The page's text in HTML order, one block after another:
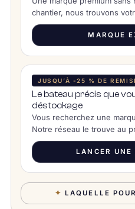
chantier, nous trouvons
MARQUE
JUSQU’À -25 % DE
Le bateau précis que
déstockage
Vous recherchez une
Notre réseau le trouve au
LANCER UNE
✦ LAQUELLE